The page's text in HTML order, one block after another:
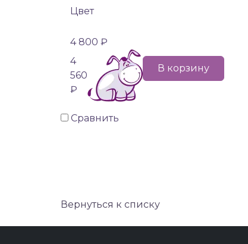
Цвет
4 800 ₽
4
560
₽
В корзину
Сравнить
Вернуться к списку